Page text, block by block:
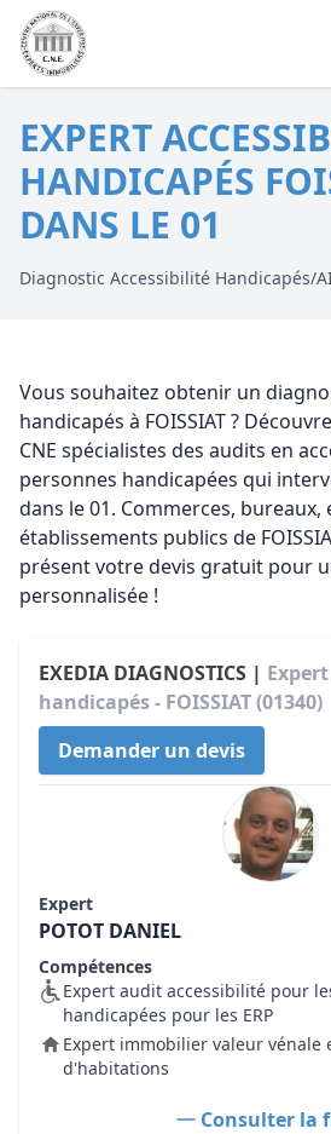
EXPERT
HANDICAPÉS
DANS LE 01
Diagnostic Accessibilité Handicapés/
Vous souhaitez obtenir un
handicapés à FOISSIAT ?
CNE spécialistes des audits en
personnes handicapées qui
dans le 01. Commerces,
établissements publics de
présent votre devis gratuit pour
personnalisée !
EXEDIA DIAGNOSTICS |
handicapés - FOISSIAT (01340)
Demander un devis
Expert
POTOT DANIEL
Compétences
Expert audit accessibilité pour
handicapées pour les ERP
Expert immobilier valeur vénale
d'habitations
Consulter la